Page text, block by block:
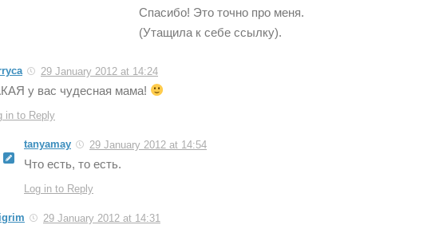
Спасибо! Это точно про меня.
(Утащила к себе ссылку).
29 January 2012 at 14:24
у вас чудесная мама!
in to Reply
tanyamay 29 January 2012 at 14:54
Что есть, то есть.
Log in to Reply
29 January 2012 at 14:31